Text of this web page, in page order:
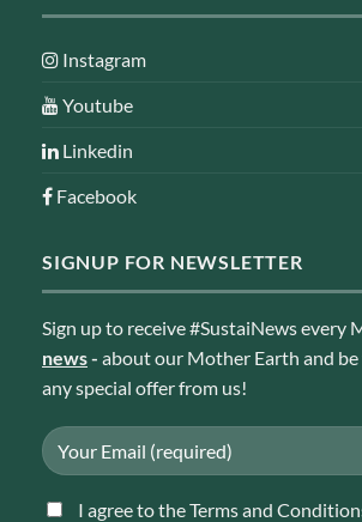
Instagram
Youtube
Linkedin
Facebook
SIGNUP FOR NEWSLETTER
Sign up to receive #SustaiNews every
news- about our Mother Earth and
any special offer from us!
I agree to the Terms and